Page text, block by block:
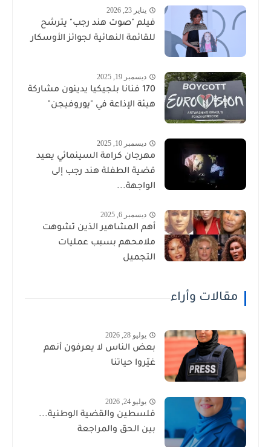
يناير 23, 2026
فيلم "صوت هند رجب" يترشح
للقائمة النهائية لجوائز الأوسكار
ديسمبر 19, 2025
170 فنانا بلجيكيا يدينون مشاركة
هيئة الإذاعة في "يوروفيجن"
ديسمبر 10, 2025
مهرجان كرامة السينمائي يعيد
قضية الطفلة هند رجب إلى
الواجهة...
ديسمبر 6, 2025
أهم المشاهير الذين تشوهت
ملامحهم بسبب عمليات
التجميل
مقالات وأراء
يوليو 28, 2026
بعض الناس لا يعرفون أنهم
غيّروا حياتنا
يوليو 24, 2026
فلسطين والقضية الوطنية...
بين الحق والمراجعة